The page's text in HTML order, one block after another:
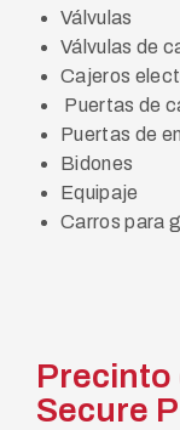
Válvulas
Válvulas de
Cajeros
Puertas de
Puertas de
Bidones
Equipaje
Carros para
Precinto
Secure